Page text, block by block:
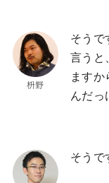
そうで
言うと
ます
んだっ
そうで